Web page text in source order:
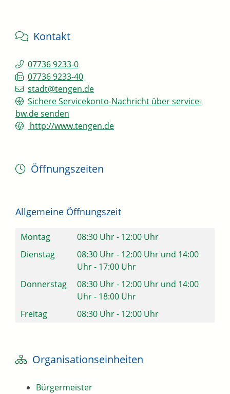
Kontakt
07736 9233-0
07736 9233-40
stadt@tengen.de
Sichere Servicekonto-Nachricht über service-
bw.de senden
http://www.tengen.de
Öffnungszeiten
Allgemeine Öffnungszeit
Montag 08:30 Uhr- 12:00 Uhr
Dienstag
08:30 Uhr- 12:00 Uhr und 14:00
Uhr- 17:00 Uhr
Donnerstag
08:30 Uhr- 12:00 Uhr und 14:00
Uhr- 18:00 Uhr
Freitag
08:30 Uhr- 12:00 Uhr
Organisationseinheiten
Bürgermeister